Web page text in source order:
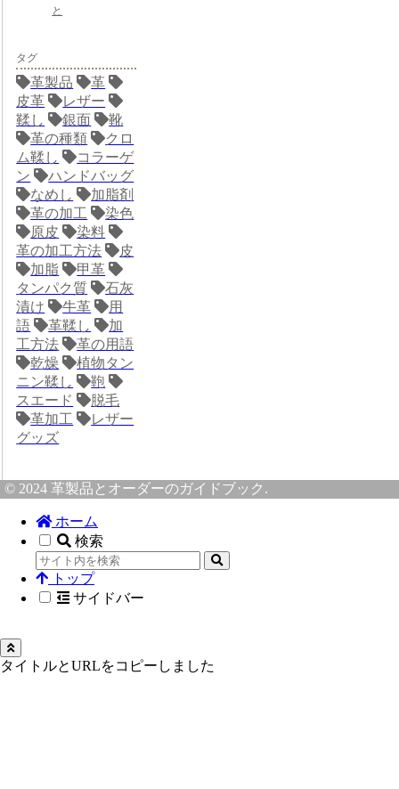
と
タグ
革製品
革
皮革
レザー
鞣し
銀面
靴
革の種類
クロ
ム鞣し
コラーゲ
ン
ハンドバッグ
なめし
加脂剤
革の加工
染色
原皮
染料
革の加工方法
皮
加脂
甲革
タンパク質
石灰
漬け
牛革
用
語
革鞣し
加
工方法
革の用語
乾燥
植物タン
ニン鞣し
鞄
スエード
脱毛
革加工
レザー
グッズ
© 2024 革製品とオーダーのガイドブック.
ホーム
検索
トップ
サイドバー
タイトルとURLをコピーしました